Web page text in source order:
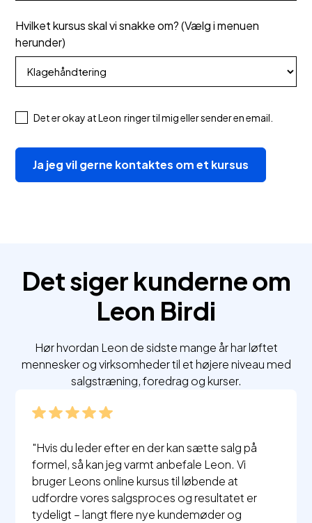
Hvilket kursus skal vi snakke om? (Vælg i menuen
herunder)
Det er okay at Leon ringer til mig eller sender en email.
Det siger kunderne om
Leon Birdi
Hør hvordan Leon de sidste mange år har løftet
mennesker og virksomheder til et højere niveau med
salgstræning, foredrag og kurser.
"Hvis du leder efter en der kan sætte salg på
formel, så kan jeg varmt anbefale Leon. Vi
bruger Leons online kursus til løbende at
udfordre vores salgsproces og resultatet er
tydeligt – langt flere nye kundemøder og